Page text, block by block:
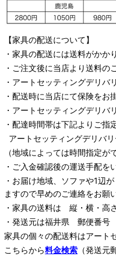
【家具の配送について】
・家具の配送には送料がかか
・ご注文後に当店より送料の
・ アートセッティングデリバ
・配送時に当店にて保険をお
・ アートセッティングデリバ
・配達時間帯は下記よりご指
アートセッティングデリバリ
（地域によっては時間指定
・ご入金確認後の運送手配
・お届け地域、ソファや1辺
ますので早めのご連絡をお願
・家具の送料は 縦・横・高
・発送元は福井県 郵便番
家具の個々の配送料はアート
こちらから料金検索 （発送元